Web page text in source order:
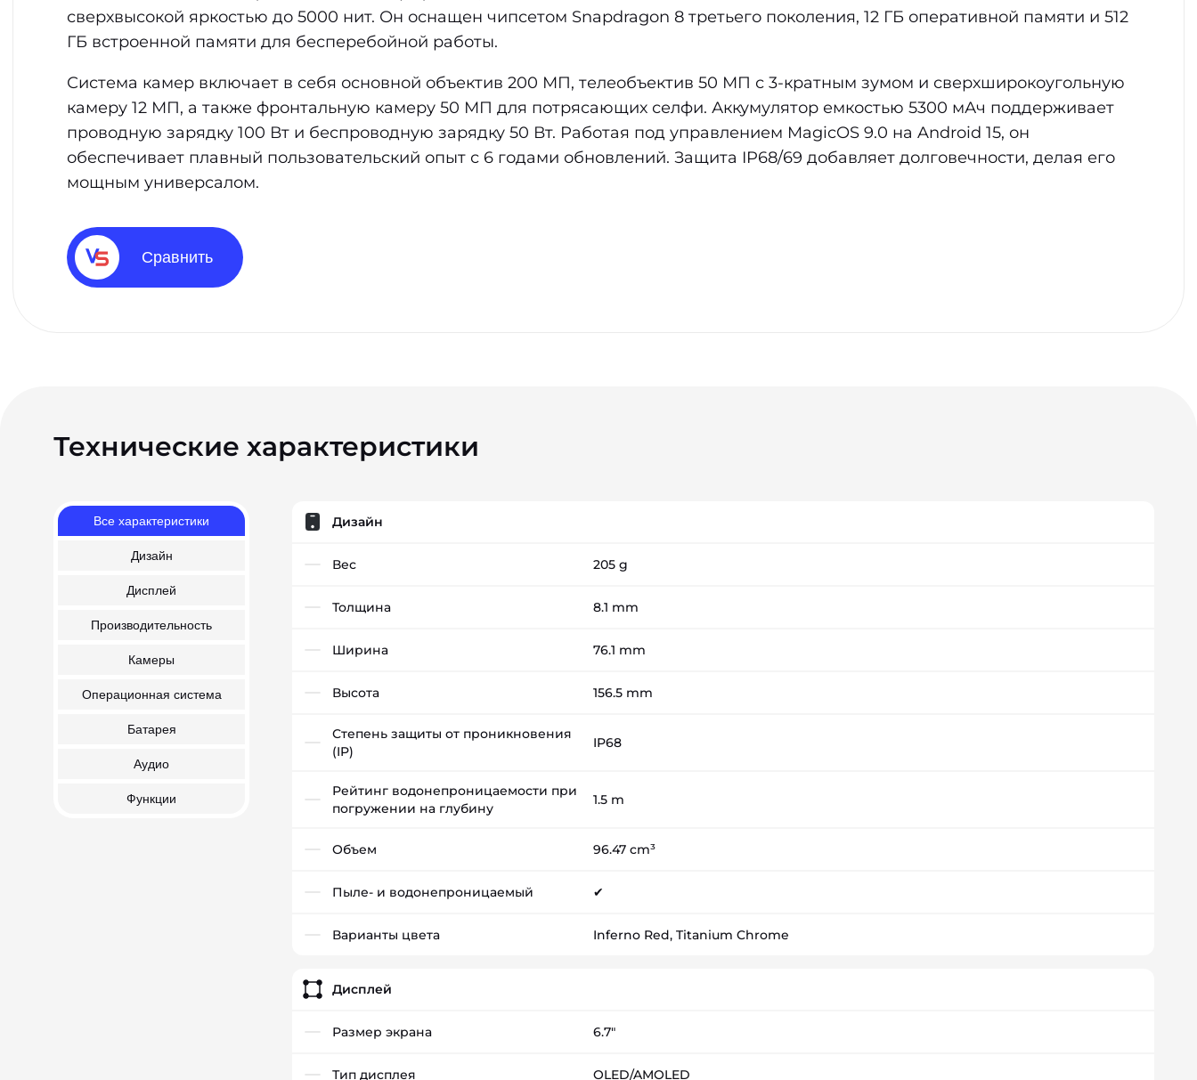
сверхвысокой яркостью до 5000 нит. Он оснащен чипсетом Snapdragon 8 третьего поколения, 12 ГБ оперативной памяти и 512
ГБ встроенной памяти для бесперебойной работы.
Система камер включает в себя основной объектив 200 МП, телеобъектив 50 МП с 3-кратным зумом и сверхширокоугольную
камеру 12 МП, а также фронтальную камеру 50 МП для потрясающих селфи. Аккумулятор емкостью 5300 мАч поддерживает
проводную зарядку 100 Вт и беспроводную зарядку 50 Вт. Работая под управлением MagicOS 9.0 на Android 15, он
обеспечивает плавный пользовательский опыт с 6 годами обновлений. Защита IP68/69 добавляет долговечности, делая его
мощным универсалом.
Сравнить
Технические характеристики
Все характеристики
Дизайн
Дисплей
Производительность
Камеры
Операционная система
Батарея
Аудио
Функции
Дизайн
Вес 205 g
Толщина 8.1 mm
Ширина 76.1 mm
Высота 156.5 mm
Степень защиты от проникновения
(IP)
IP68
Рейтинг водонепроницаемости при
погружении на глубину
1.5 m
Объем 96.47 cm³
Пыле- и водонепроницаемый ✔
Варианты цвета Inferno Red, Titanium Chrome
Дисплей
Размер экрана 6.7"
Тип дисплея OLED/AMOLED